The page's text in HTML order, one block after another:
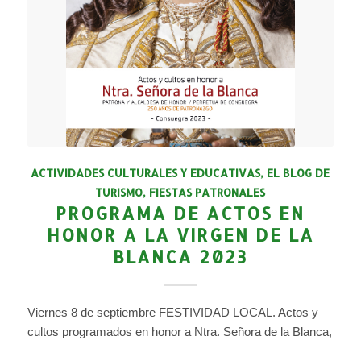
ACTIVIDADES CULTURALES Y EDUCATIVAS, EL BLOG DE
TURISMO, FIESTAS PATRONALES
PROGRAMA DE ACTOS EN
HONOR A LA VIRGEN DE LA
BLANCA 2023
Viernes 8 de septiembre FESTIVIDAD LOCAL. Actos y
cultos programados en honor a Ntra. Señora de la Blanca,